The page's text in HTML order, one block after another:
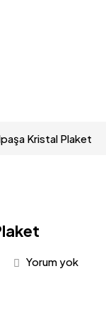
Kristal Plaket
Yorum yok